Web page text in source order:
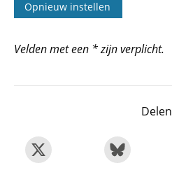
Velden met een * zijn verplicht.
Delen